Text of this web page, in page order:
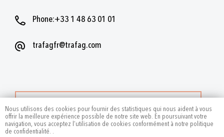
Nous utilisons des cookies pour fournir des statistiques qui nous aident à vous
offrir la meilleure expérience possible de notre site web. En poursuivant votre
navigation, vous acceptez l’utilisation de cookies conformément à notre politique
de confidentialité. .
Phone:+33 1 48 63 01 01
trafagfr@trafag.com
PLUS DE CONTACTS